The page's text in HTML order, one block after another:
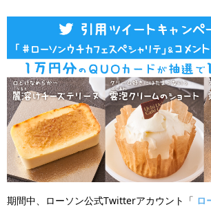
期間中、ローソン公式Twitterアカウント「 ロ